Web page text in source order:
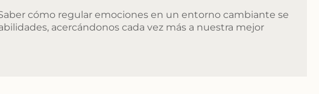
cómo regular emociones en un entorno cambiante se
acercándonos cada vez más a nuestra mejor